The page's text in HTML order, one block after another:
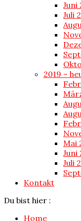
Juni
Juli
2019 –
Mai
Juni
Juli
Kontakt
Du bist hier :
Home